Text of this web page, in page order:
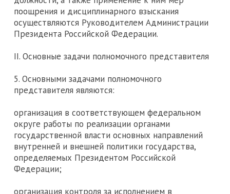
поощрения и дисциплинарного взыскания
осуществляются Руководителем Администрации
Президента Российской Федерации.
II. Основные задачи полномочного представителя
5. Основными задачами полномочного
представителя являются:
организация в соответствующем федеральном
округе работы по реализации органами
государственной власти основных направлений
внутренней и внешней политики государства,
определяемых Президентом Российской
Федерации;
организация контроля за исполнением в